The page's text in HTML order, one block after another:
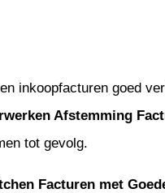
inkoopfacturen goed
Afstemming
tot gevolg.
Facturen met